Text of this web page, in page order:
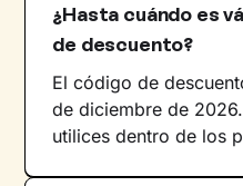
¿Hasta cuándo es
de descuento?
El código de
de diciembre de
utilices dentro de los